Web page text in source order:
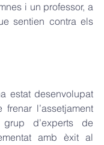
i un professor, a
sentien contra els
estat desenvolupat
l’assetjament
d’experts de
amb èxit al